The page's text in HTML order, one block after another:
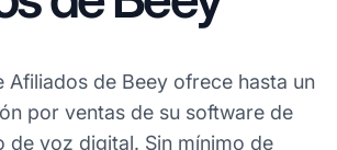
Afiliados de Beey ofrece hasta un
por ventas de su software de
de voz digital. Sin mínimo de